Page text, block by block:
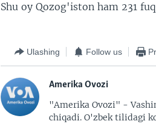
Shu oy Qozog'iston ham 231
Ulashing Follow us
Amerika Ovozi
"Amerika Ovozi" -
chiqadi. O'zbek tilidagi